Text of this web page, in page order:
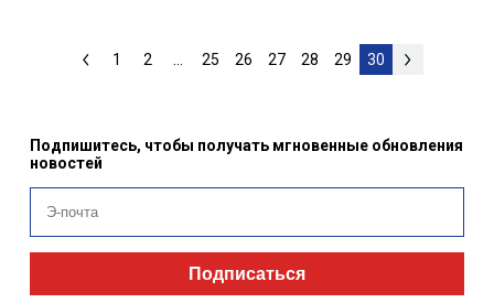
1 2 ... 25 26 27 28 29 30
Подпишитесь, чтобы получать мгновенные обновления
новостей
Подписаться